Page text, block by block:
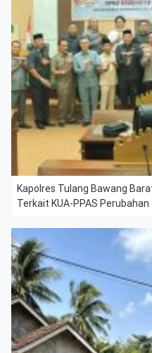
Kapolres Tulang Bawang
Terkait KUA-PPAS